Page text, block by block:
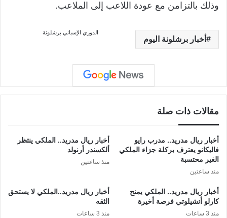
وذلك بالتزامن مع عودة اللاعب إلى الملاعب.
أخبار برشلونة اليوم
الدوري الإسباني برشلونة
مقالات ذات صلة
أخبار ريال مدريد.. مدرب رايو
فاليكانو يعترف بركلة جزاء الملكي
الغير محتسبة
منذ ساعتين
أخبار ريال مدريد.. الملكي ينتظر
ألكسندر أرنولد
منذ ساعتين
أخبار ريال مدريد.. الملكي يمنح
كارلو أنشيلوتي فرصة أخيرة
منذ 3 ساعات
أخبار ريال مدريد..الملكي لا يستحق
الثقه
منذ 3 ساعات